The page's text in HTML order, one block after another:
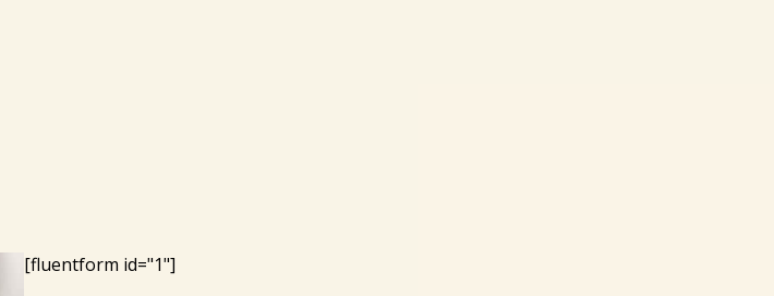
[fluentform id="1"]